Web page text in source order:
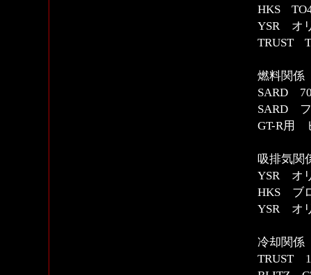
HKS
YSR オ
TRUST
燃料関係
SARD
SARD フ
GT-R用
吸排気関
YSR オ
HKS ブ
YSR オ
冷却関係
TRUST